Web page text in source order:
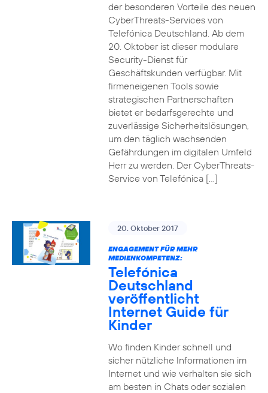
der besonderen Vorteile des neuen
CyberThreats-Services von
Telefónica Deutschland. Ab dem
20. Oktober ist dieser modulare
Security-Dienst für
Geschäftskunden verfügbar. Mit
firmeneigenen Tools sowie
strategischen Partnerschaften
bietet er bedarfsgerechte und
zuverlässige Sicherheitslösungen,
um den täglich wachsenden
Gefährdungen im digitalen Umfeld
Herr zu werden. Der CyberThreats-
Service von Telefónica […]
20. Oktober 2017
ENGAGEMENT FÜR MEHR
MEDIENKOMPETENZ:
Telefónica
Deutschland
veröffentlicht
Internet Guide für
Kinder
Wo finden Kinder schnell und
sicher nützliche Informationen im
Internet und wie verhalten sie sich
am besten in Chats oder sozialen